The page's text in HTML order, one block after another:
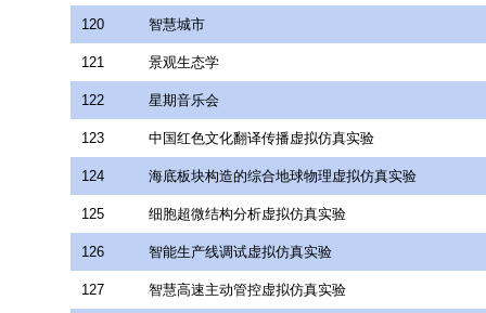
120 智慧城市
121 景观生态学
122 星期音乐会
123 中国红色文化翻译传播虚拟仿真实验
124 海底板块构造的综合地球物理虚拟仿真实验
125 细胞超微结构分析虚拟仿真实验
126 智能生产线调试虚拟仿真实验
127 智慧高速主动管控虚拟仿真实验